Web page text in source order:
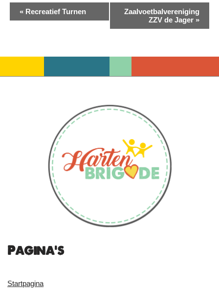
Evenement
« Recreatief Turnen
Zaalvoetbalvereniging
ZZV de Jager »
Pagina's
Startpagina